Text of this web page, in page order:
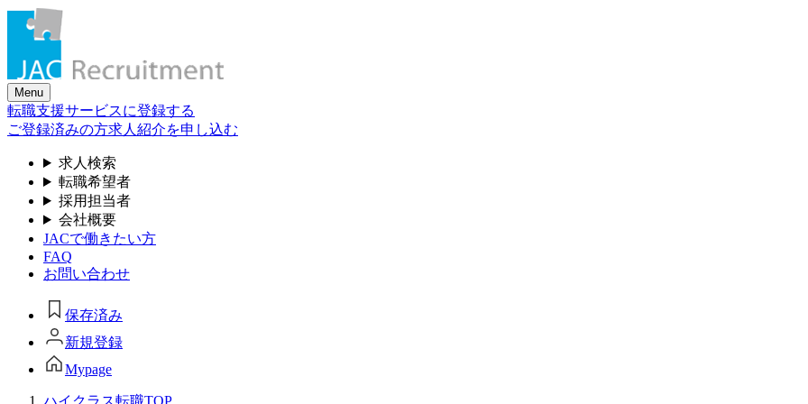
Skip
content
Menu
転職支援サービスに登録する
ご登録済みの方求人紹介を申し込む
求人検索
転職希望者
採用担当者
会社概要
JACで働きたい方
FAQ
お問い合わせ
保存済み
新規登録
Mypage
ハイクラス転職TOP